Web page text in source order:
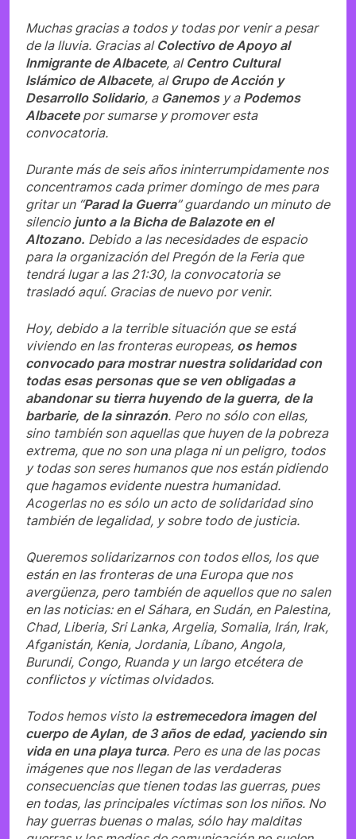
Muchas gracias a todos y todas por venir a pesar
de la lluvia. Gracias al Colectivo de Apoyo al
Inmigrante de Albacete, al Centro Cultural
Islámico de Albacete, al Grupo de Acción y
Desarrollo Solidario, a Ganemosy a Podemos
Albacetepor sumarse y promover esta
convocatoria.
Durante más de seis años ininterrumpidamente nos
concentramos cada primer domingo de mes para
gritar un “Parad la Guerra” guardando un minuto de
silencio junto a la Bicha de Balazote en el
Altozano. Debido a las necesidades de espacio
para la organización del Pregón de la Feria que
tendrá lugar a las 21:30, la convocatoria se
trasladó aquí. Gracias de nuevo por venir.
Hoy, debido a la terrible situación que se está
viviendo en las fronteras europeas, os hemos
convocado para mostrar nuestra solidaridad con
todas esas personas que se ven obligadas a
abandonar su tierra huyendo de la guerra, de la
barbarie, de la sinrazón. Pero no sólo con ellas,
sino también son aquellas que huyen de la pobreza
extrema, que no son una plaga ni un peligro, todos
y todas son seres humanos que nos están pidiendo
que hagamos evidente nuestra humanidad.
Acogerlas no es sólo un acto de solidaridad sino
también de legalidad, y sobre todo de justicia.
Queremos solidarizarnos con todos ellos, los que
están en las fronteras de una Europa que nos
avergüenza, pero también de aquellos que no salen
en las noticias: en el Sáhara, en Sudán, en Palestina,
Chad, Liberia, Sri Lanka, Argelia, Somalia, Irán, Irak,
Afganistán, Kenia, Jordania, Líbano, Angola,
Burundi, Congo, Ruanda y un largo etcétera de
conflictos y víctimas olvidados.
Todos hemos visto la estremecedora imagen del
cuerpo de Aylan, de 3 años de edad, yaciendo sin
vida en una playa turca. Pero es una de las pocas
imágenes que nos llegan de las verdaderas
consecuencias que tienen todas las guerras, pues
en todas, las principales víctimas son los niños. No
hay guerras buenas o malas, sólo hay malditas